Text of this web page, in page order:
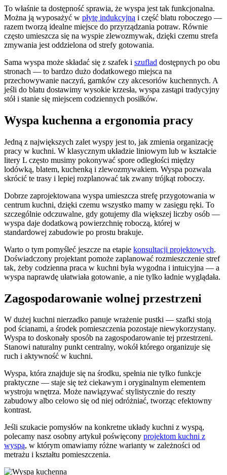
To właśnie ta dostępność sprawia, że wyspa jest tak funkcjonalna.
Można ją wyposażyć w płytę indukcyjną i część blatu roboczego —
razem tworzą idealne miejsce do przyrządzania potraw. Równie
często umieszcza się na wyspie zlewozmywak, dzięki czemu strefa
zmywania jest oddzielona od strefy gotowania.
Sama wyspa może składać się z szafek i szuflad dostępnych po obu
stronach — to bardzo dużo dodatkowego miejsca na
przechowywanie naczyń, garnków czy akcesoriów kuchennych. A
jeśli do blatu dostawimy wysokie krzesła, wyspa zastąpi tradycyjny
stół i stanie się miejscem codziennych posiłków.
Wyspa kuchenna a ergonomia pracy
Jedną z największych zalet wyspy jest to, jak zmienia organizację
pracy w kuchni. W klasycznym układzie liniowym lub w kształcie
litery L często musimy pokonywać spore odległości między
lodówką, blatem, kuchenką i zlewozmywakiem. Wyspa pozwala
skrócić te trasy i lepiej rozplanować tak zwany trójkąt roboczy.
Dobrze zaprojektowana wyspa umieszcza strefę przygotowania w
centrum kuchni, dzięki czemu wszystko mamy w zasięgu ręki. To
szczególnie odczuwalne, gdy gotujemy dla większej liczby osób —
wyspa daje dodatkową powierzchnię roboczą, której w
standardowej zabudowie po prostu brakuje.
Warto o tym pomyśleć jeszcze na etapie konsultacji projektowych.
Doświadczony projektant pomoże zaplanować rozmieszczenie stref
tak, żeby codzienna praca w kuchni była wygodna i intuicyjna — a
wyspa naprawdę ułatwiała gotowanie, a nie tylko ładnie wyglądała.
Zagospodarowanie wolnej przestrzeni
W dużej kuchni nierzadko panuje wrażenie pustki — szafki stoją
pod ścianami, a środek pomieszczenia pozostaje niewykorzystany.
Wyspa to doskonały sposób na zagospodarowanie tej przestrzeni.
Stanowi naturalny punkt centralny, wokół którego organizuje się
ruch i aktywność w kuchni.
Wyspa, która znajduje się na środku, spełnia nie tylko funkcje
praktyczne — staje się też ciekawym i oryginalnym elementem
wystroju wnętrza. Może nawiązywać stylistycznie do reszty
zabudowy albo celowo się od niej odróżniać, tworząc efektowny
kontrast.
Jeśli szukacie pomysłów na konkretne układy kuchni z wyspą,
polecamy nasz osobny artykuł poświęcony projektom kuchni z
wyspą, w którym omawiamy różne warianty w zależności od
metrażu i kształtu pomieszczenia.